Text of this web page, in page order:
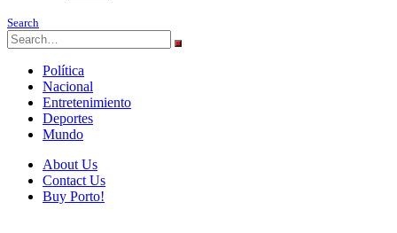
Search
Política
Nacional
Entretenimiento
Deportes
Mundo
About Us
Contact Us
Buy Porto!